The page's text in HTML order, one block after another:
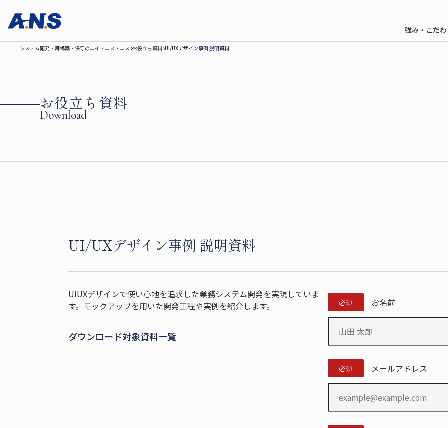
強み・こだ
システム開発‧再構築‧保守のエイ‧エヌ‧エス お役立ち資料 UI/UXデザイン事例 説明資料
Download
お役立ち資料
UI/UXデザイン事例 説明資料
UIUXデザインで使い心地を追求した業務システム開発を実現していま
す。モックアップを用いた開発工程や実例を紹介します。
ダウンロード対象資料一覧
必須 お名前
必須 メールアドレス